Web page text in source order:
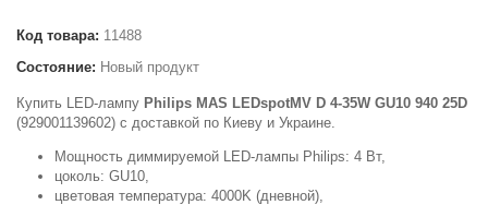
Код товара: 11488
Состояние: Новый продукт
Купить LED-лампу Philips MAS LEDspotMV D 4-35W GU10 940 25D
(929001139602) c доставкой по Киеву и Украине.
Мощность диммируемой LED-лампы Philips: 4 Вт,
цоколь: GU10,
цветовая температура: 4000K (дневной),